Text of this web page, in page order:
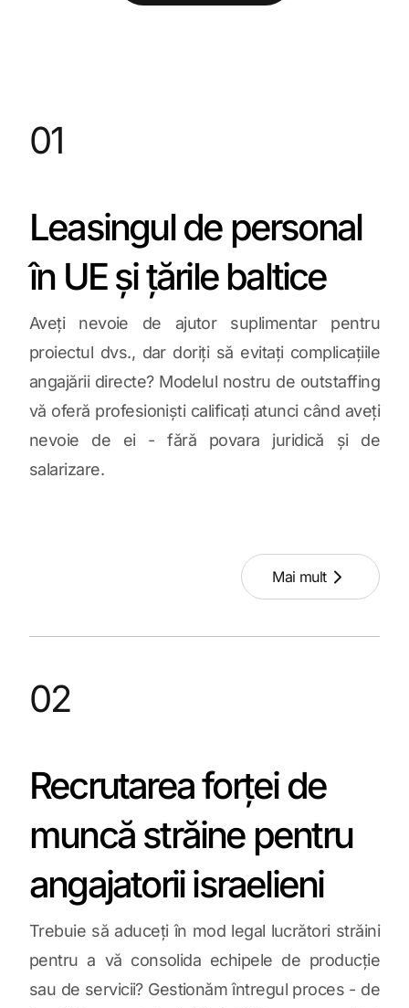
01
Leasingul de personal
în UE și țările baltice
Aveți nevoie de ajutor suplimentar pentru
proiectul dvs., dar doriți să evitați complicațiile
angajării directe? Modelul nostru de outstaffing
vă oferă profesioniști calificați atunci când aveți
nevoie de ei - fără povara juridică și de
salarizare.
Mai mult
02
Recrutarea forței de
muncă străine pentru
angajatorii israelieni
Trebuie să aduceți în mod legal lucrători străini
pentru a vă consolida echipele de producție
sau de servicii? Gestionăm întregul proces - de